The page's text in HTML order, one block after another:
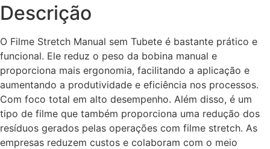
Descrição
O Filme Stretch Manual sem Tubete é bastante prático e
funcional. Ele reduz o peso da bobina manual e
proporciona mais ergonomia, facilitando a aplicação e
aumentando a produtividade e eficiência nos processos.
Com foco total em alto desempenho. Além disso, é um
tipo de filme que também proporciona uma redução dos
resíduos gerados pelas operações com filme stretch. As
empresas reduzem custos e colaboram com o meio